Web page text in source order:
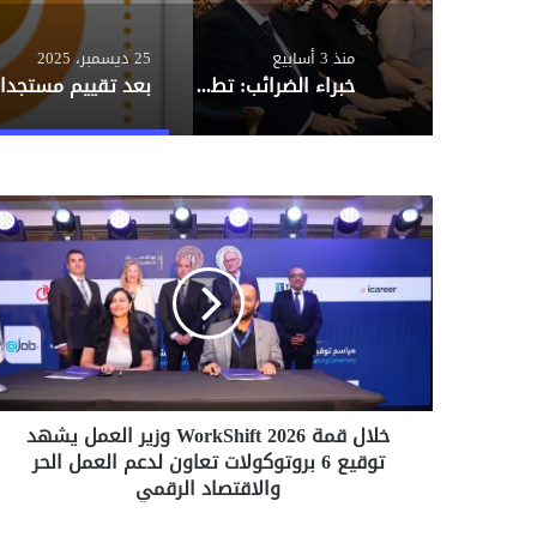
منذ 3 أسابيع
خبراء الضرائب: تطوير قطاع اللوجيستيات يزيد صادرات مصر بنسبة 20%
25 ديسمبر، 2025
خ
ل
ل
ق
o
خلال قمة WorkShift 2026 وزير العمل يشهد
توقيع 6 بروتوكولات تعاون لدعم العمل الحر
والاقتصاد الرقمي